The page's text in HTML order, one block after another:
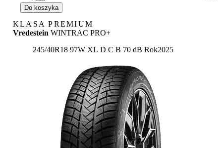
Do koszyka
KLASA PREMIUM
Vredestein WINTRAC PRO+
245/40R18 97W XL Etykieta:
D C B 70 dB Rok2025